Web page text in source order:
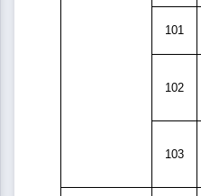
101
102
103